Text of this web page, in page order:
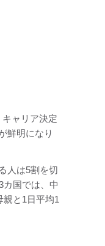
ャリア決定
鮮明になり
人は5割を切
国では、中
と1日平均1